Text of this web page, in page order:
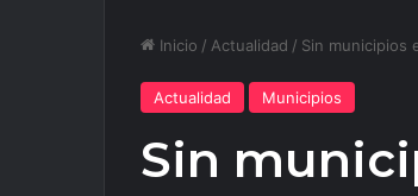
Inicio / Actualidad / Sin municipios
Actualidad Municipios
Sin